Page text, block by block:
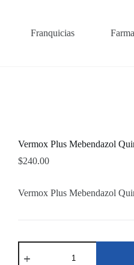
Franquicias
Vermox Plus Mebendazol
$240.00
Vermox Plus Mebendazol
Vermox
Plus